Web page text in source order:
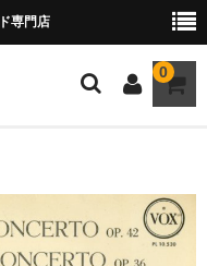
専門店
0